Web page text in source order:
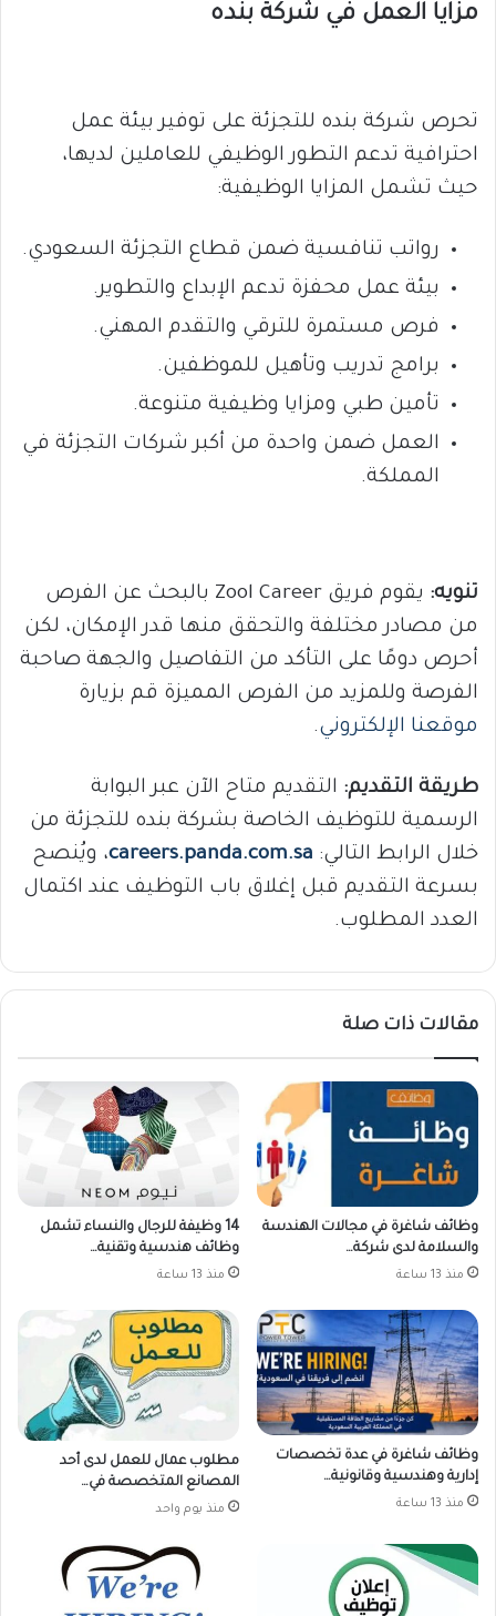
مزايا العمل في شركة بنده
تحرص شركة بنده للتجزئة على توفير بيئة عمل
احترافية تدعم التطور الوظيفي للعاملين لديها،
حيث تشمل المزايا الوظيفية:
رواتب تنافسية ضمن قطاع التجزئة السعودي.
بيئة عمل محفزة تدعم الإبداع والتطوير.
فرص مستمرة للترقي والتقدم المهني.
برامج تدريب وتأهيل للموظفين.
تأمين طبي ومزايا وظيفية متنوعة.
العمل ضمن واحدة من أكبر شركات التجزئة في
المملكة.
تنويه:
يقوم فريق Zool Career بالبحث عن الفرص
من مصادر مختلفة والتحقق منها قدر الإمكان، لكن
أحرص دومًا على التأكد من التفاصيل والجهة صاحبة
الفرصة وللمزيد من الفرص المميزة قم بزيارة
موقعنا الإلكتروني.
طريقة التقديم: التقديم متاح الآن عبر البوابة
الرسمية للتوظيف الخاصة بشركة بنده للتجزئة من
خلال الرابط التالي: careers.panda.com.sa، ويُنصح
بسرعة التقديم قبل إغلاق باب التوظيف عند اكتمال
العدد المطلوب.
مقالات ذات صلة
وظائف شاغرة في مجالات الهندسة
والسلامة لدى شركة…
منذ 13 ساعة
14 وظيفة للرجال والنساء تشمل
وظائف هندسية وتقنية…
منذ 13 ساعة
وظائف شاغرة في عدة تخصصات
إدارية وهندسية وقانونية…
منذ 13 ساعة
مطلوب عمال للعمل لدى أحد
المصانع المتخصصة في…
منذ يوم واحد